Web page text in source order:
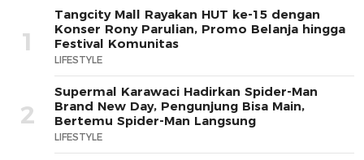
1
Tangcity Mall Rayakan HUT ke-15 dengan
Konser Rony Parulian, Promo Belanja hingga
Festival Komunitas
LIFESTYLE
2
Supermal Karawaci Hadirkan Spider-Man
Brand New Day, Pengunjung Bisa Main,
Bertemu Spider-Man Langsung
LIFESTYLE